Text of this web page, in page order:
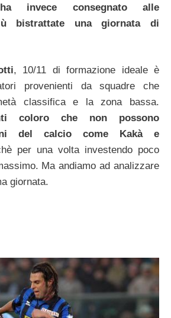
invece consegnato alle
bistrattate una giornata di
, 10/11 di formazione ideale è
provenienti da squadre che
classifica e la zona bassa.
coloro che non possono
del calcio come Kakà e
per una volta investendo poco
Ma andiamo ad analizzare
giornata.